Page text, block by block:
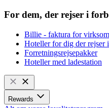
For dem, der rejser i
Billie - faktura for
Hoteller for dig der rejser
Forretningsrejsepakker
Hoteller med ladestation
Rewards